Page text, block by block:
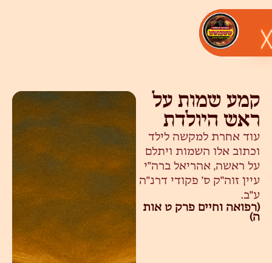
קמע שמות על
ראש היולדת
עוד אחרת למקשה לילד
וכתוב אלו השמות ויתלם
על ראשה, אהריאל ברה"י
עיין זוה"ק ס' פקודי דרנ"ה
ע"ב.
(רפואה וחיים פרק ט אות
ה)